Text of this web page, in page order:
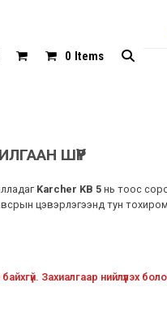
0 Items
ШҮҮР
Karcher KB 5 нь тоос
цэвэрлэгээнд тун
Захиалгаар нийлүүлэх